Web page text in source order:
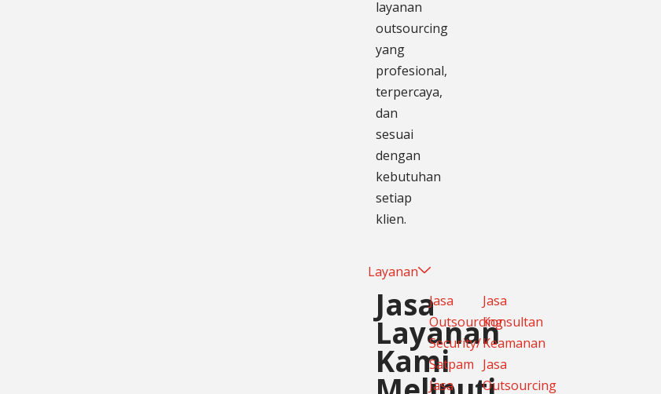
layanan
outsourcing
yang
profesional,
terpercaya,
dan
sesuai
dengan
kebutuhan
setiap
klien.
Layanan
Jasa
Layanan
Kami
Jasa
Outsourcing
Security/
Satpam
Jasa
Jasa
Konsultan
Keamanan
Jasa
Outsourcing